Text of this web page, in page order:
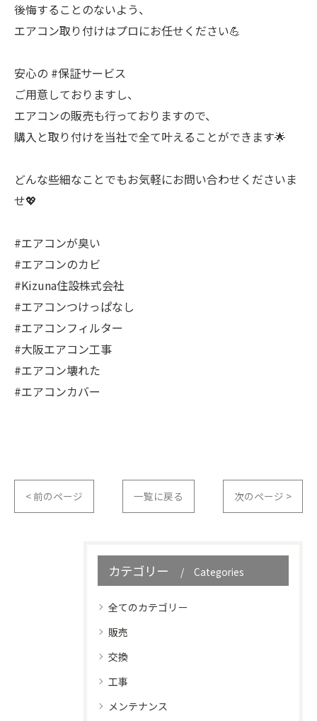
後悔することのないよう、
エアコン取り付けはプロにお任せください💪
安心の #保証サービス
ご用意しておりますし、
エアコンの販売も行っておりますので、
購入と取り付けを当社で全て叶えることができます🌟
どんな些細なことでもお気軽にお問い合わせくださいま
せ💖
#エアコンが臭い
#エアコンのカビ
#Kizuna住設株式会社
#エアコンつけっぱなし
#エアコンフィルター
#大阪エアコン工事
#エアコン壊れた
#エアコンカバー
< 前のページ 一覧に戻る 次のページ >
カテゴリー Categories
全てのカテゴリー
販売
交換
工事
メンテナンス